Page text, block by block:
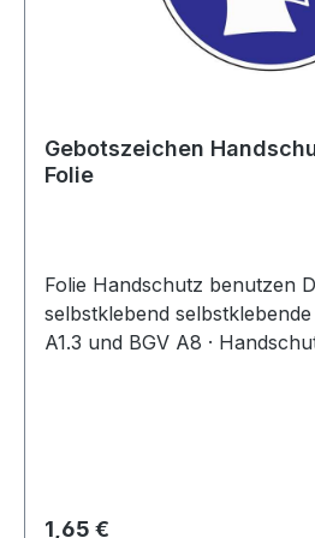
Gebotszeichen
Folie
Folie Handschutz benutzen
selbstklebend selbstklebende
A1.3 und BGV A8 ·
Regulärer Preis:
1,65 €